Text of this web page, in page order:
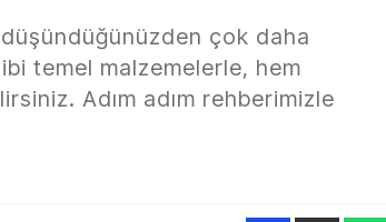
çok daha
temel malzemelerle, hem
Adım adım rehberimizle